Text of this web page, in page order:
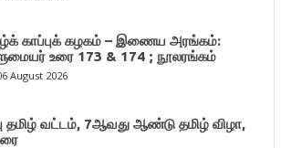
காப்புக் கழகம் – இணைய அரங்கம்:
உரை 173 & 174 ; நூலரங்கம்
August 2026
தமிழ் வட்டம், 7ஆவது ஆண்டு தமிழ் விழா,